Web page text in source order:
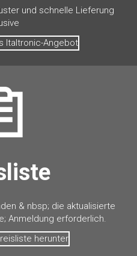
und schnelle Lieferung
Italtronic-Angebot
& nbsp; die aktualisierte
Anmeldung erforderlich.
herunter